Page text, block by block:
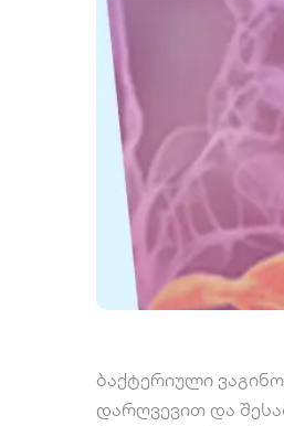
ბაქტერიული
დარღვევით და